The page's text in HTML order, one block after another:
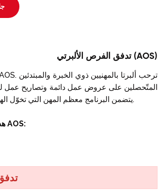
تدفق الفرص الألبرتي (AOS)
المتّحصلين على عروض عمل دائمة وتصاريح عمل
كانوا راغبين بها من خلال برنامج الـ AOS. يتضمن البرنامج معظم المهن التي تخوّل الهجرة مع بعض الاستثناءات.
هذه هي المهن التي لا تندرج ضمن المهن المؤهلة من طرف برنامج الـ AOS: